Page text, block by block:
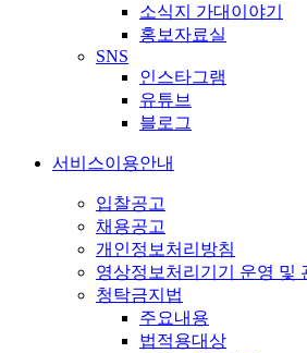
소식지 가대이야기
홍보자료실
SNS
인스타그램
유튜브
블로그
서비스이용안내
입찰공고
채용공고
개인정보처리방침
영상정보처리기기 운영 및
청탁금지법
주요내용
법적용대상